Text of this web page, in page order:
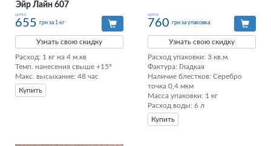
Эйр Лайн 607
цена
655 грн за 1 кг
Узнать свою скидку
Расход: 1 кг на 4 м.кв
Темп. нанесения свыше +15°
Макс. высыхание: 48 час
Купить
цена
760 грн за упаковка
Узнать свою скидку
Расход упаковки: 3 кв.м.
Фактура: Гладкая
Наличие блестков: Серебро
точка 0,4 мкм
Масса упаковки: 1 кг
Расход воды: 6 л
Купить